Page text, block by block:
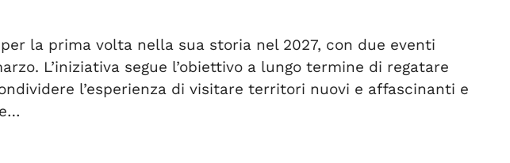
per la prima volta nella sua storia nel 2027, con due eventi
L’iniziativa segue l’obiettivo a lungo termine di regatare
l’esperienza di visitare territori nuovi e affascinanti e